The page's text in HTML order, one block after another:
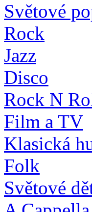
Světové
Rock
Jazz
Disco
Rock N
Film a TV
Klasická
Folk
Světové